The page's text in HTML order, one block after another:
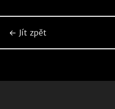
← Jít zpět